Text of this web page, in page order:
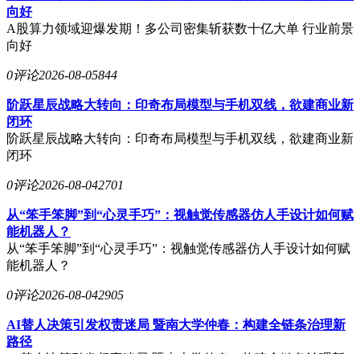
向好
A股算力领域迎爆发期！多公司密集斩获数十亿大单 行业前景
向好
0评论2026-08-05844
阶跃星辰战略大转向：印奇布局模型与手机双线，欲建商业新
闭环
阶跃星辰战略大转向：印奇布局模型与手机双线，欲建商业新
闭环
0评论2026-08-042701
从“笨手笨脚”到“心灵手巧”：视触觉传感器仿人手设计如何赋
能机器人？
从“笨手笨脚”到“心灵手巧”：视触觉传感器仿人手设计如何赋
能机器人？
0评论2026-08-042905
AI替人决策引发权责迷局 暨南大学仲春：构建全链条治理新
路径